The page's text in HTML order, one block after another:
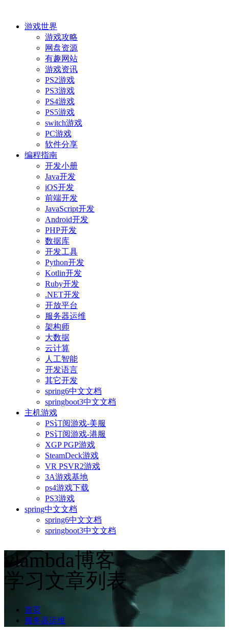
游戏世界
游戏攻略
网盘资源
有趣网站
游戏资讯
PS2游戏
PS3游戏
PS4游戏
PS5游戏
switch游戏
PC游戏
软件分享
编程指南
开发小册
Java开发
iOS开发
前端开发
JavaScript开发
Android开发
PHP开发
数据库
开发工具
Python开发
Kotlin开发
Ruby开发
.NET开发
开放平台
服务器运维
架构师
大数据
云计算
人工智能
开发语言
其它开发
spring6中文文档
springboot3中文文档
主机游戏
PS订阅游戏-美服
PS订阅游戏-港服
XGP PGP游戏
SteamDeck游戏
VR PSVR2游戏
3A游戏基地
ps4游戏下载
PS3游戏
spring中文文档
spring6中文文档
springboot3中文文档
vlambda博客
学习文章列表
首页
服务器运维